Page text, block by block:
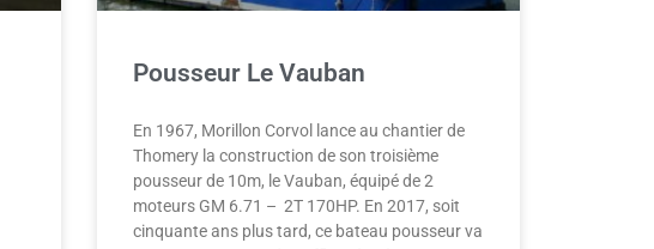
Pousseur Le Vauban
En 1967, Morillon Corvol lance au chantier de
Thomery la construction de son troisième
pousseur de 10m, le Vauban, équipé de 2
moteurs GM 6.71 – 2T 170HP. En 2017, soit
cinquante ans plus tard, ce bateau pousseur va